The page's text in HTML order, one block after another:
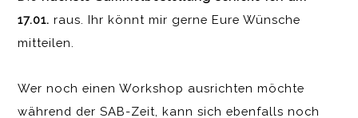
17.01. raus. Ihr könnt mir gerne Eure Wünsche
mitteilen.
Wer noch einen Workshop ausrichten möchte
während der SAB-Zeit, kann sich ebenfalls noch